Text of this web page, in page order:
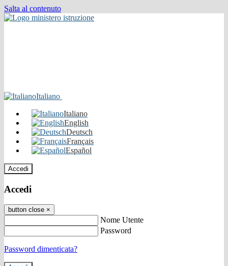
Salta al contenuto
Italiano
Italiano
English
Deutsch
Français
Español
Accedi
Accedi
button close ×
Nome Utente
Password
Password dimenticata?